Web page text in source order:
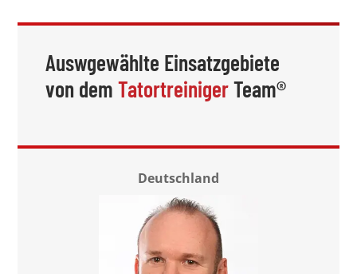
Auswgewählte Einsatzgebiete
von demTatortreinigerTeam®
Deutschland